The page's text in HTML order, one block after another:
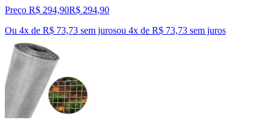
Preço R$ 294,90R$ 294,90
Ou 4x de R$ 73,73 sem jurosou 4x de R$ 73,73 sem juros